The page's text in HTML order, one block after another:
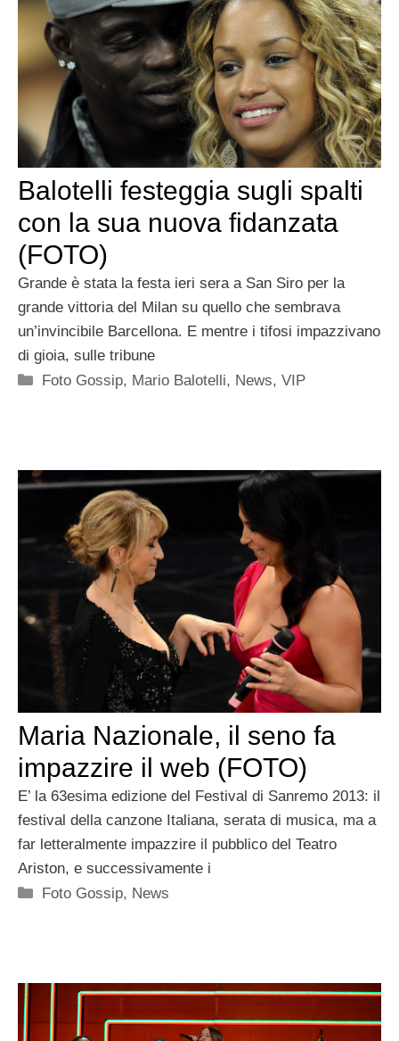
Balotelli festeggia sugli spalti
con la sua nuova fidanzata
(FOTO)
Grande è stata la festa ieri sera a San Siro per la
grande vittoria del Milan su quello che sembrava
un’invincibile Barcellona. E mentre i tifosi impazzivano
di gioia, sulle tribune
Categorie
Foto Gossip, Mario Balotelli, News,VIP
Maria Nazionale, il seno fa
impazzire il web (FOTO)
E’ la 63esima edizione del Festival di Sanremo 2013: il
festival della canzone Italiana, serata di musica, ma a
far letteralmente impazzire il pubblico del Teatro
Ariston, e successivamente i
Categorie
Foto Gossip, News